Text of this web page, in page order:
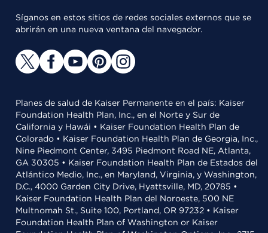
Síganos en estos sitios de redes sociales externos que se
abrirán en una nueva ventana del navegador.
Planes de salud de Kaiser Permanente en el país: Kaiser
Foundation Health Plan, Inc., en el Norte y Sur de
California y Hawái • Kaiser Foundation Health Plan de
Colorado • Kaiser Foundation Health Plan de Georgia, Inc.,
Nine Piedmont Center, 3495 Piedmont Road NE, Atlanta,
GA 30305 • Kaiser Foundation Health Plan de Estados del
Atlántico Medio, Inc., en Maryland, Virginia, y Washington,
D.C., 4000 Garden City Drive, Hyattsville, MD, 20785 •
Kaiser Foundation Health Plan del Noroeste, 500 NE
Multnomah St., Suite 100, Portland, OR 97232 • Kaiser
Foundation Health Plan of Washington or Kaiser